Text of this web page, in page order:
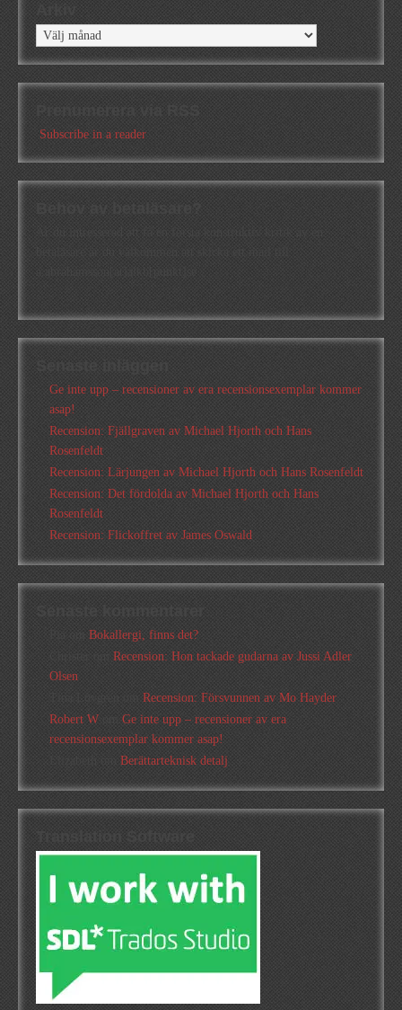
Arkiv
Arkiv
Subscribe in a reader
Behov av betaläsare?
Ge inte upp – recensioner av era recensionsexemplar kommer
asap!
Recension: Fjällgraven av Michael Hjorth och Hans
Rosenfeldt
Recension: Lärjungen av Michael Hjorth och Hans Rosenfeldt
Recension: Det fördolda av Michael Hjorth och Hans
Rosenfeldt
Recension: Flickoffret av James Oswald
Pia
Bokallergi, finns det?
Recension: Hon tackade gudarna av Jussi Adler
Olsen
Tina Lövgren
Recension: Försvunnen av Mo Hayder
Robert W
Ge inte upp – recensioner av era
recensionsexemplar kommer asap!
Berättarteknisk detalj
Translation Software